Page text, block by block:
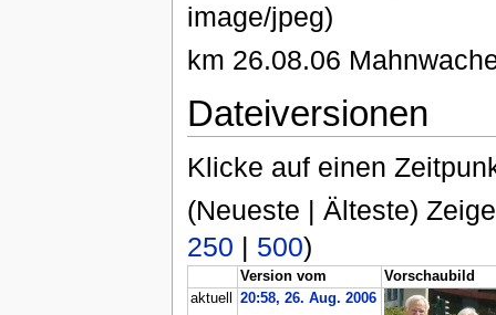
image/jpeg)
km 26.08.06
Dateiversionen
Klicke auf einen
(Neueste | Älteste)
250 | 500)
Version vom
Vorschaubild
aktuell
20:58, 26. Aug. 2006